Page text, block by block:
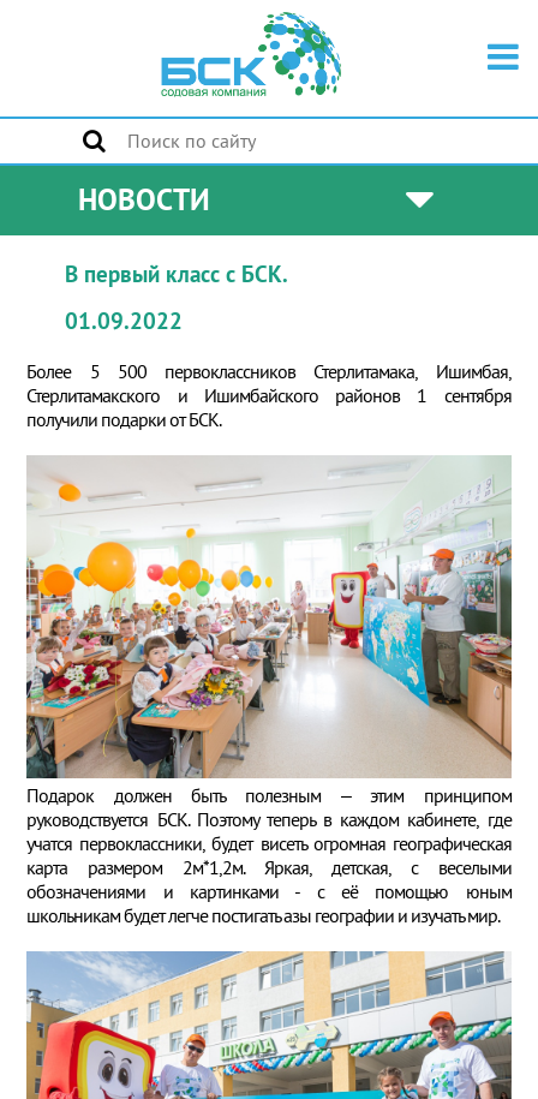
НОВОСТИ
В первый класс с БСК.
01.09.2022
Более 5 500 первоклассников Стерлитамака, Ишимбая,
Стерлитамакского и Ишимбайского районов 1 сентября
получили подарки от БСК.
Подарок должен быть полезным – этим принципом
руководствуется БСК. Поэтому теперь в каждом кабинете, где
учатся первоклассники, будет висеть огромная географическая
карта размером 2м*1,2м. Яркая, детская, с веселыми
обозначениями и картинками - с её помощью юным
школьникам будет легче постигать азы географии и изучать мир.